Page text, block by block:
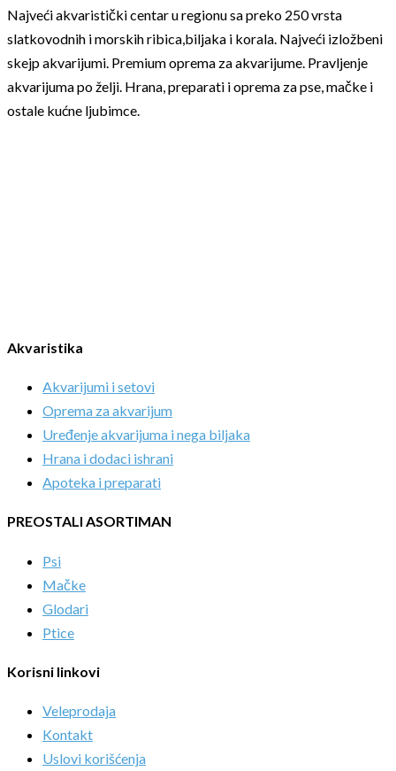
Najveći akvaristički centar u regionu sa preko 250 vrsta
slatkovodnih i morskih ribica,biljaka i korala. Najveći izložbeni
skejp akvarijumi. Premium oprema za akvarijume. Pravljenje
akvarijuma po želji. Hrana, preparati i oprema za pse, mačke i
ostale kućne ljubimce.
Akvaristika
Akvarijumi i setovi
Oprema za akvarijum
Uređenje akvarijuma i nega biljaka
Hrana i dodaci ishrani
Apoteka i preparati
PREOSTALI ASORTIMAN
Psi
Mačke
Glodari
Ptice
Korisni linkovi
Veleprodaja
Kontakt
Uslovi korišćenja